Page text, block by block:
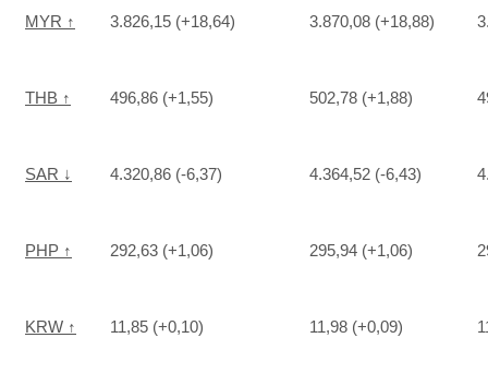
MYR ↑ 3.826,15 (+18,64) 3.870,08 (+18,88)
THB ↑ 496,86 (+1,55) 502,78 (+1,88)
SAR ↓ 4.320,86 (-6,37) 4.364,52 (-6,43)
PHP ↑ 292,63 (+1,06) 295,94 (+1,06)
KRW ↑ 11,85 (+0,10) 11,98 (+0,09)